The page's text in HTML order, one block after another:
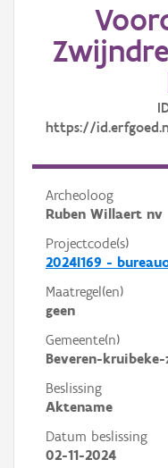
https://
Archeoloog
Ruben Willaert nv
Projectcode(s)
2024I169 -
Maatregel(en)
geen
Gemeente(n)
Beveren-
Beslissing
Aktename
Datum beslissing
02-11-2024